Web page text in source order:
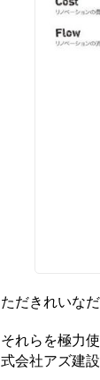
ただきれいな
それらを極力
式会社アズ建設